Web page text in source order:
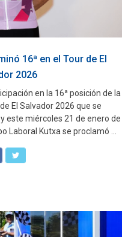
16ª en el Tour de El
2026
en la 16ª posición de la
El Salvador 2026 que se
este miércoles 21 de enero de
Laboral Kutxa se proclamó ...